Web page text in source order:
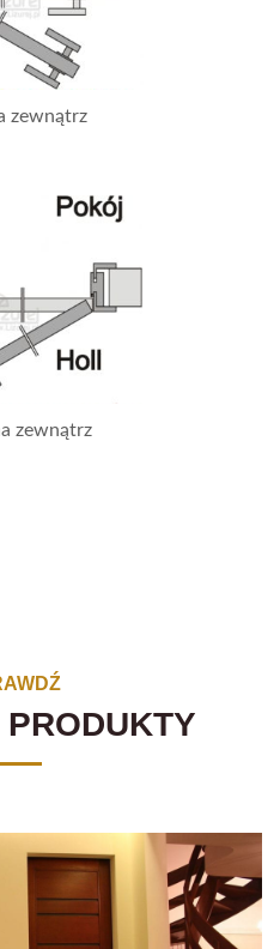
zewnątrz
zewnątrz